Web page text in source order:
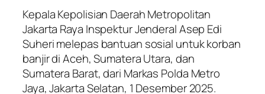
Kepala Kepolisian Daerah Metropolitan
Jakarta Raya Inspektur Jenderal Asep Edi
Suheri melepas bantuan sosial untuk korban
banjir di Aceh, Sumatera Utara, dan
Sumatera Barat, dari Markas Polda Metro
Jaya, Jakarta Selatan, 1 Desember 2025.